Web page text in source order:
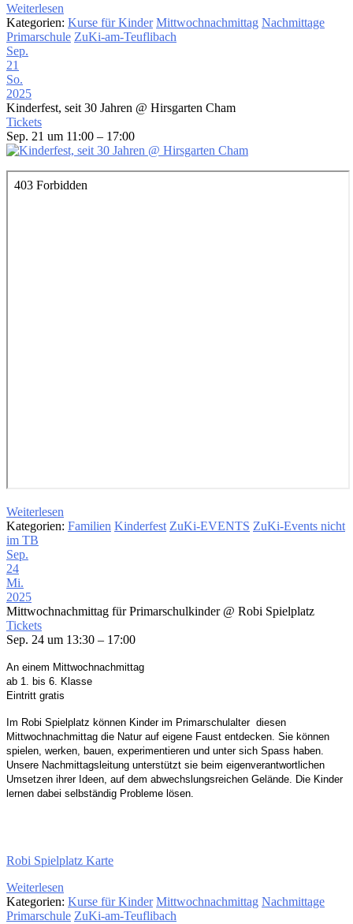
Weiterlesen
Kategorien: Kurse für Kinder Mittwochnachmittag Nachmittage
Primarschule ZuKi-am-Teuflibach
Sep.
21
So.
2025
Kinderfest, seit 30 Jahren @ Hirsgarten Cham
Tickets
Sep. 21 um 11:00 – 17:00
Weiterlesen
Kategorien: Familien Kinderfest ZuKi-EVENTS ZuKi-Events nicht
im TB
Sep.
24
Mi.
2025
Mittwochnachmittag für Primarschulkinder @ Robi Spielplatz
Tickets
Sep. 24 um 13:30 – 17:00
An einem Mittwochnachmittag
ab 1. bis 6. Klasse
Eintritt gratis
Im Robi Spielplatz können Kinder im Primarschulalter diesen
Mittwochnachmittag die Natur auf eigene Faust entdecken. Sie können
spielen, werken, bauen, experimentieren und unter sich Spass haben.
Unsere Nachmittagsleitung unterstützt sie beim eigenverantwortlichen
Umsetzen ihrer Ideen, auf dem abwechslungsreichen Gelände. Die Kinder
lernen dabei selbständig Probleme lösen.
Robi Spielplatz Karte
Weiterlesen
Kategorien: Kurse für Kinder Mittwochnachmittag Nachmittage
Primarschule ZuKi-am-Teuflibach